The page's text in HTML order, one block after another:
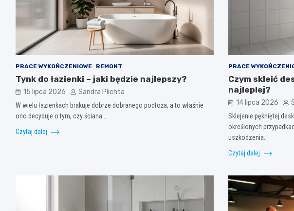
PRACE WYKOŃCZENIOWE REMONT
Tynk do łazienki – jaki będzie najlepszy?
15 lipca 2026 Sandra Plichta
W wielu łazienkach brakuje dobrze dobranego podłoża, a to właśnie
ono decyduje o tym, czy ściana…
Czytaj dalej
PRACE
Czym skleić
najlepiej?
14 lipca 2026
Sklejenie pękniętej
określonych
uszkodzenia…
Czytaj dalej